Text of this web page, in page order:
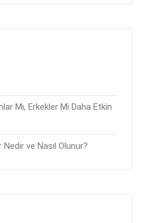
Mı, Erkekler Mi Daha Etkin
ve Nasıl Olunur?